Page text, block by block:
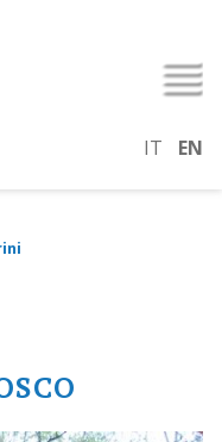
IT EN